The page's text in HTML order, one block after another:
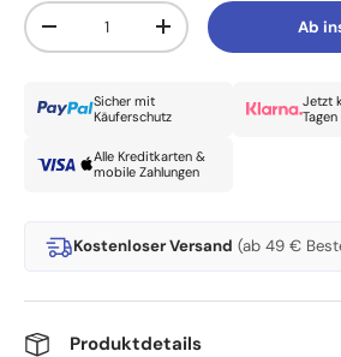
Anzahl
Menge verringernMenge erhöhen Ab
Sicher mit
Käuferschutz
Jetzt
Alle Kreditkarten &
mobile Zahlungen
Kostenloser Versand (ab 49 €
Produktdetails